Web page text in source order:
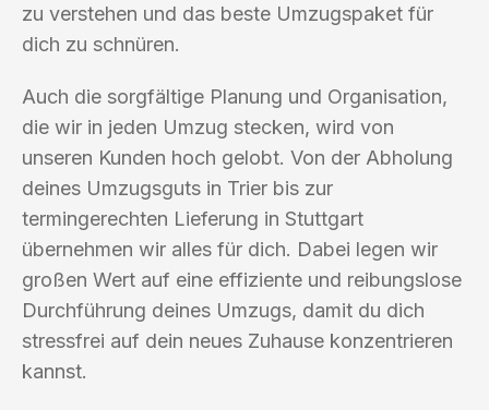
zu verstehen und das beste Umzugspaket für
dich zu schnüren.
Auch die sorgfältige Planung und Organisation,
die wir in jeden Umzug stecken, wird von
unseren Kunden hoch gelobt. Von der Abholung
deines Umzugsguts in Trier bis zur
termingerechten Lieferung in Stuttgart
übernehmen wir alles für dich. Dabei legen wir
großen Wert auf eine effiziente und reibungslose
Durchführung deines Umzugs, damit du dich
stressfrei auf dein neues Zuhause konzentrieren
kannst.